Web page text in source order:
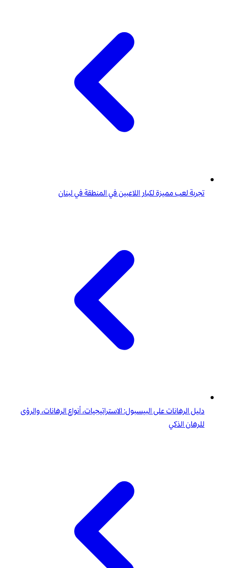
تجربة لعب مميزة لكبار اللاعبين في المنطقة في لبنان
دليل الرهانات على البيسبول: الاستراتيجيات، أنواع الرهانات، والرؤى
للرهان الذكي